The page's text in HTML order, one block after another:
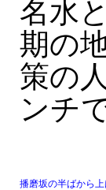
名水
期の
策の
ンチ
播磨坂の半ばから上